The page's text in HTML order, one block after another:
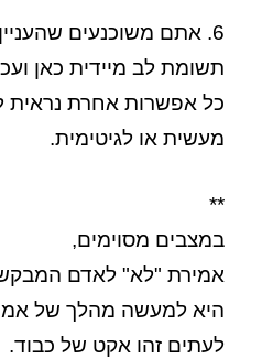
6. אתם משוכנעים
תשומת לב מיידית כאן
כל אפשרות אחרת נראית
מעשית או לגיטימית.
**
במצבים מסוימים,
אמירת "לא" לאדם
היא למעשה מהלך של
לעתים זהו אקט של כבוד.